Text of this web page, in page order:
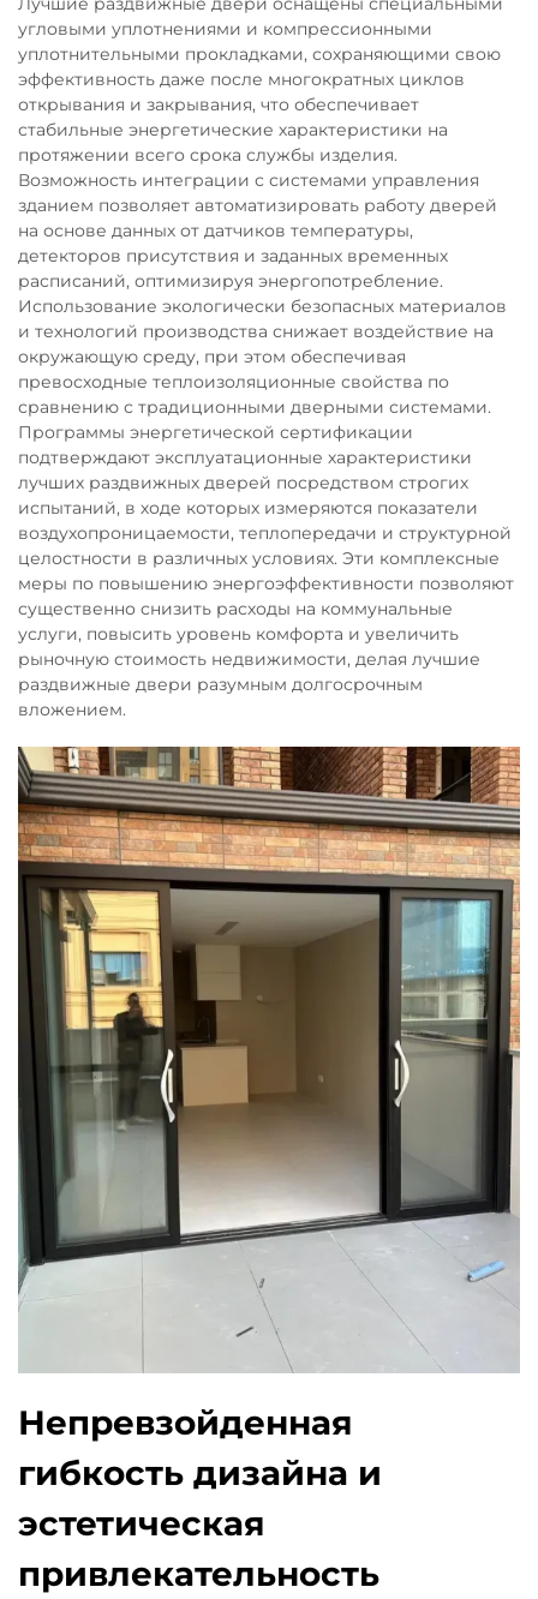
угловыми уплотнениями и компрессионными
уплотнительными прокладками, сохраняющими свою
эффективность даже после многократных циклов
открывания и закрывания, что обеспечивает
стабильные энергетические характеристики на
протяжении всего срока службы изделия.
Возможность интеграции с системами управления
зданием позволяет автоматизировать работу дверей
на основе данных от датчиков температуры,
детекторов присутствия и заданных временных
расписаний, оптимизируя энергопотребление.
Использование экологически безопасных материалов
и технологий производства снижает воздействие на
окружающую среду, при этом обеспечивая
превосходные теплоизоляционные свойства по
сравнению с традиционными дверными системами.
Программы энергетической сертификации
подтверждают эксплуатационные характеристики
лучших раздвижных дверей посредством строгих
испытаний, в ходе которых измеряются показатели
воздухопроницаемости, теплопередачи и структурной
целостности в различных условиях. Эти комплексные
меры по повышению энергоэффективности позволяют
существенно снизить расходы на коммунальные
услуги, повысить уровень комфорта и увеличить
рыночную стоимость недвижимости, делая лучшие
раздвижные двери разумным долгосрочным
вложением.
Непревзойденная
гибкость дизайна и
эстетическая
привлекательность